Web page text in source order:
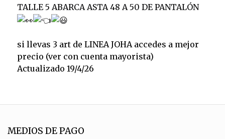
TALLE 5 ABARCA ASTA 48 A 50 DE PANTALÓN
si llevas 3 art de LINEA JOHA accedes a mejor
precio (ver con cuenta mayorista)
Actualizado 19/4/26
MEDIOS DE PAGO